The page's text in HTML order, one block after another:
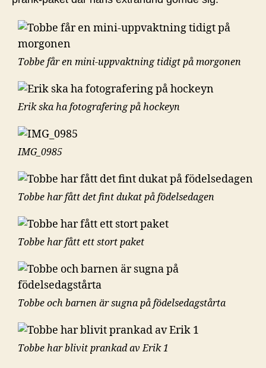
Tobbe får en mini-uppvaktning tidigt på morgonen
Erik ska ha fotografering på hockeyn
IMG_0985
Tobbe har fått det fint dukat på födelsedagen
Tobbe har fått ett stort paket
Tobbe och barnen är sugna på födelsedagstårta
Tobbe har blivit prankad av Erik 1